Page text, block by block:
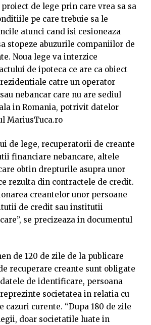
de lege prin care vrea sa sa
pe care trebuie sa le
atunci cand isi cesioneaza
stopeze abuzurile companiilor de
Noua lege va interzice
de ipoteca ce are ca obiect
catre un operator
nebancar care nu are sediul
in Romania, potrivit datelor
MariusTuca.ro
de lege, recuperatorii de creante
financiare nebancare, altele
obtin drepturile asupra unor
rezulta din contractele de credit.
creantelor unor persoane
de credit sau institutii
se precizeaza in documentul
de 120 de zile de la publicare
recuperare creante sunt obligate
de identificare, persoana
societatea in relatia cu
cazuri curente. “Dupa 180 de zile
doar societatile luate in